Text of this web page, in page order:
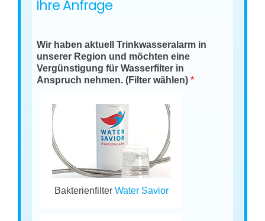
Ihre Anfrage
Wir haben aktuell Trinkwasseralarm in
unserer Region und möchten eine
Vergünstigung für Wasserfilter in
Anspruch nehmen. (Filter wählen)*
Bakterienfilter Water Savior